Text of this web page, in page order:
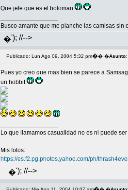
Que jefe que es el boloman
Busco amante que me planche las camisas sin
�'); //-->
Publicado: Lun Ago 09, 2004 5:32 pm�� �Asunto:
Pues yo creo que mas bien se parece a
un hobbit
Lo que llamamos casualidad no es ni puede
Mis fotos:
https://es.f2.pg.photos.yahoo.com/ph/
�'); //-->